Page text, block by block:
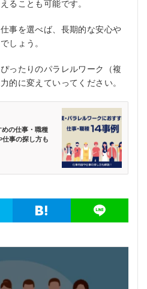
ることも可能です。
事を選べば、長期的な安心や
しょう。
ったりのパラレルワーク（複
的に変えていってください。
の仕事・職種
事の探し方も